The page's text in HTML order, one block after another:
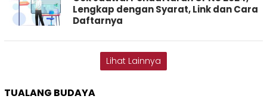
Lengkap dengan Syarat, Link dan Cara
Daftarnya
Lihat Lainnya
TUALANG BUDAYA